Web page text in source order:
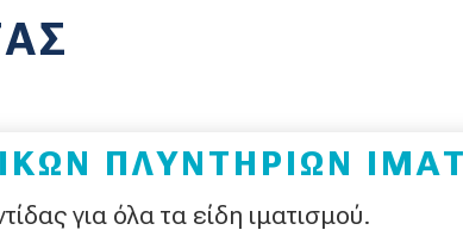
ΠΛΥΝΤΗΡΙΩΝ
για όλα τα είδη ιματισμού.